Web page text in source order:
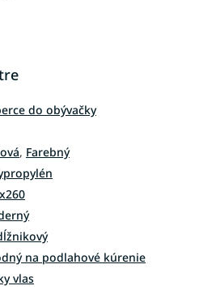
do obývačky
, Farebný
na podlahové kúrenie
vlas